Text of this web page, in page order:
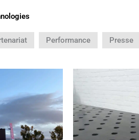
Performance Presse